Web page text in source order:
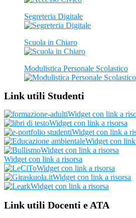
Segreteria Digitale
Scuola in Chiaro
Modulistica Personale Scolastico
Link utili Studenti
Widget con link a
Widget con link a risorsa
Widget con link a
Widget con link
Widget con link a risorsa
Widget con link a risorsa
Widget con link a risorsa
Widget con link a risorsa
Widget con link a risorsa
Link utili Docenti e ATA